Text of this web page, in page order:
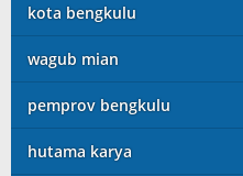
kota bengkulu
wagub mian
pemprov bengkulu
hutama karya